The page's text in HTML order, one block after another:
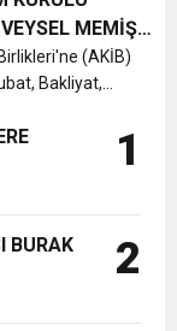
MEMİŞ
(AKİB)
Bakliyat,
(AHBİB) 20211
BURAK
2